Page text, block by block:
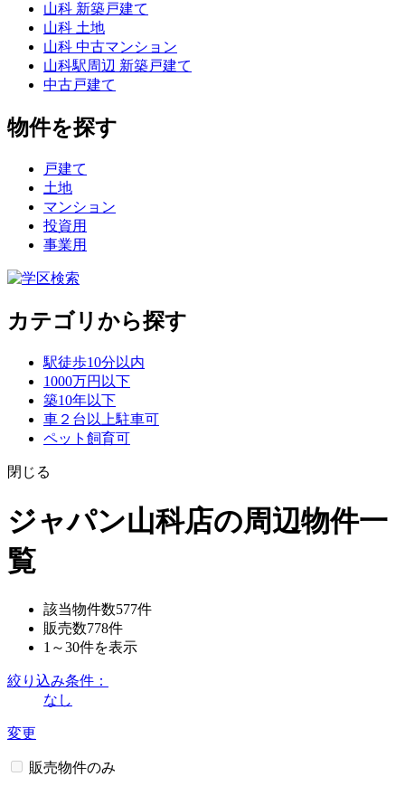
山科 新築戸建て
山科 土地
山科 中古マンション
山科駅周辺 新築戸建て
中古戸建て
物件を探す
戸建て
土地
マンション
投資用
事業用
カテゴリから探す
駅徒歩10分以内
1000万円以下
築10年以下
車２台以上駐車可
ペット飼育可
閉じる
ジャパン山科店の周辺物件一
覧
該当物件数577件
販売数778件
1～30件を表示
絞り込み条件：
なし
変更
販売物件のみ